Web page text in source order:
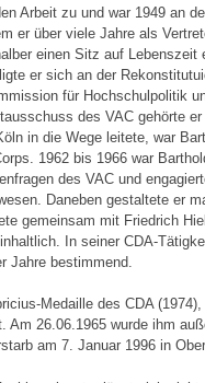
Arbeit zu und war 1949 an
er über viele Jahre als
einen Sitz auf Lebenszeit
er sich an der
für Hochschulpolitik
des VAC gehörte er
in die Wege leitete, war
1962 bis 1966 war
des VAC und
Daneben gestaltete er
gemeinsam mit Friedrich
In seiner CDA-
Jahre bestimmend.
Medaille des CDA (1974),
Am 26.06.1965 wurde ihm
am 7. Januar 1996 in